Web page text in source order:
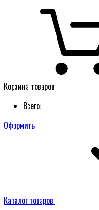
Корзина товаров
Всего:
Оформить
Каталог товаров